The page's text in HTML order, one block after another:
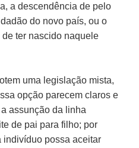
a descendência de pelo
do novo país, ou o
ter nascido naquele
uma legislação mista,
opção parecem claros e
assunção da linha
de pai para filho; por
indivíduo possa aceitar